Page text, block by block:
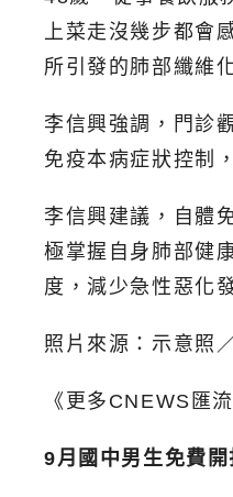
上菜走沒幾步都會
所引發的肺部纖維
李信興強調，門診
免疫本病症狀控制
李信興建議，自體
極掌握自身肺部健
度，減少急性惡化
照片來源：示意照
《更多CNEWS匯
9月國中男生免費